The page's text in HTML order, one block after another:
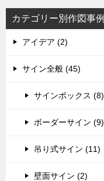
カテゴリー別作図事例
アイデア (2)
サイン全般 (45)
サインボックス (8)
ボーダーサイン (9)
吊り式サイン (11)
壁面サイン (2)